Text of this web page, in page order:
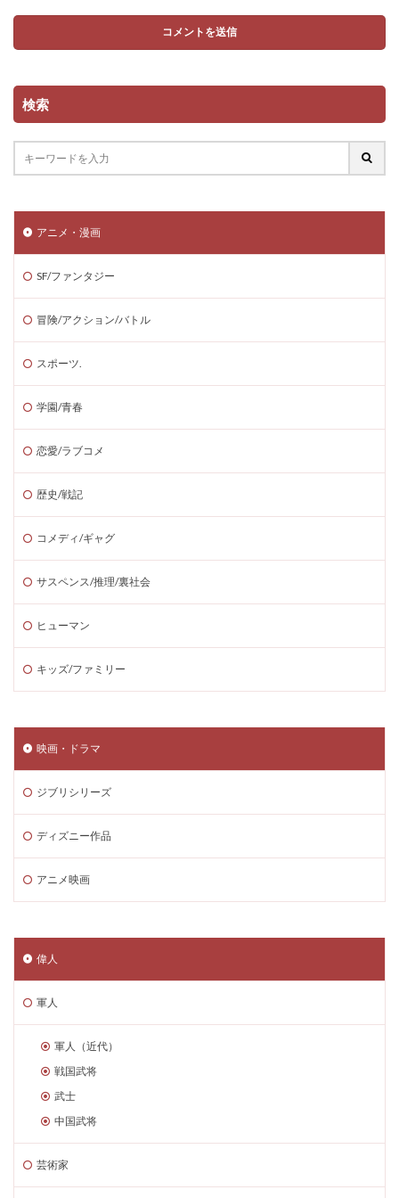
検索
アニメ・漫画
SF/ファンタジー
冒険/アクション/バトル
スポーツ.
学園/青春
恋愛/ラブコメ
歴史/戦記
コメディ/ギャグ
サスペンス/推理/裏社会
ヒューマン
キッズ/ファミリー
映画・ドラマ
ジブリシリーズ
ディズニー作品
アニメ映画
偉人
軍人
軍人（近代）
戦国武将
武士
中国武将
芸術家